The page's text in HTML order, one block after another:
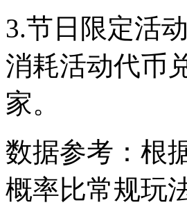
3.节日限定活
消耗活动代币
家。
数据参考：根
概率比常规玩